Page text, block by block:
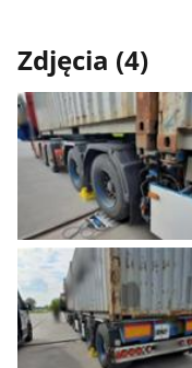
Zdjęcia (4)
Pokaż
zdjęcie
1
z
galerii.